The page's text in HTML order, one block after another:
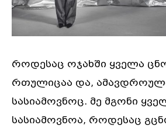
როდესაც ოჯახში ყველა
რთულიცაა და,
სასიამოვნოც. მე მგონი
სასიამოვნოა, როდესაც